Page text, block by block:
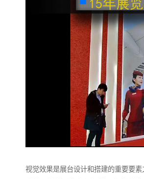
视觉效果是展台设计和搭建的重要要